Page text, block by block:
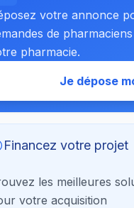
votre annonce
de
pharmacie.
Je dépose
Financez votre projet
les meilleures
votre acquisition